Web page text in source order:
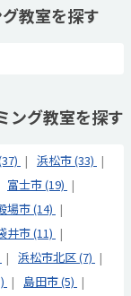
教室を探す
ング教室を探す
浜松市 (33)
富士市 (19)
場市 (14)
井市 (11)
浜松市北区 (7)
島田市 (5)